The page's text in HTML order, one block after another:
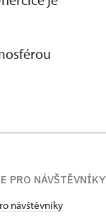
PRO NÁVŠTĚVNÍKY
návštěvníky